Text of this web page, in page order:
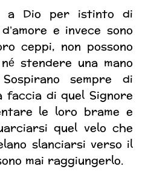
a Dio per istinto di
e invece sono
ceppi, non possono
stendere una mano
sempre di
faccia di quel Signore
le loro brame e
quel velo che
slanciarsi verso il
mai raggiungerlo.